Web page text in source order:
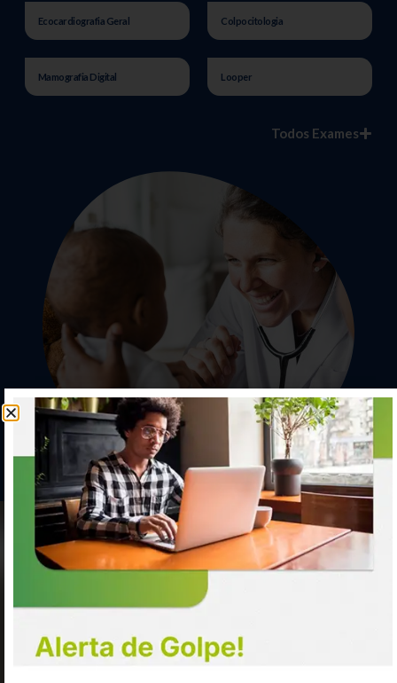
Ecocardiografia Geral Colpocitologia
Mamografia Digital Looper
Todos Exames